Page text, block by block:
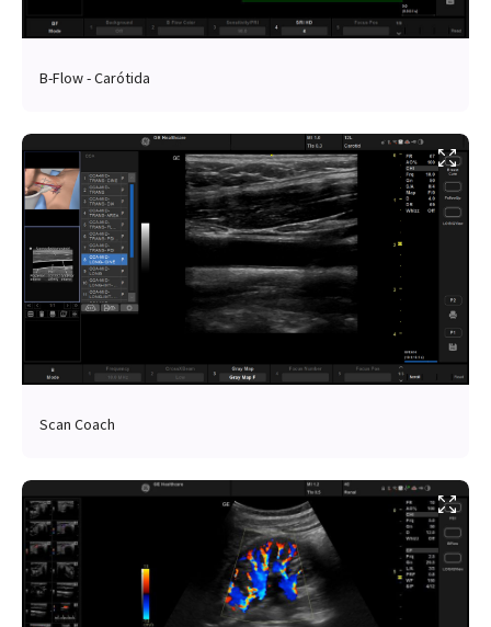
B-Flow - Carótida
Scan Coach